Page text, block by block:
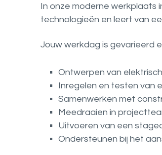
In onze moderne werkplaats
technologieën en leert van
Jouw werkdag is gevarieerd
Ontwerpen van
Inregelen en testen van
Samenwerken met
Meedraaien in
Uitvoeren van een
Ondersteunen bij het